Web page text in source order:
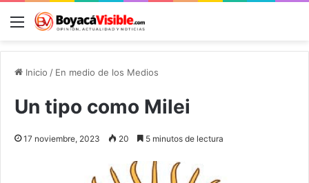
Menú
Inicio / En medio de los Medios
Un tipo como Milei
17 noviembre, 2023 20 5 minutos de lectura